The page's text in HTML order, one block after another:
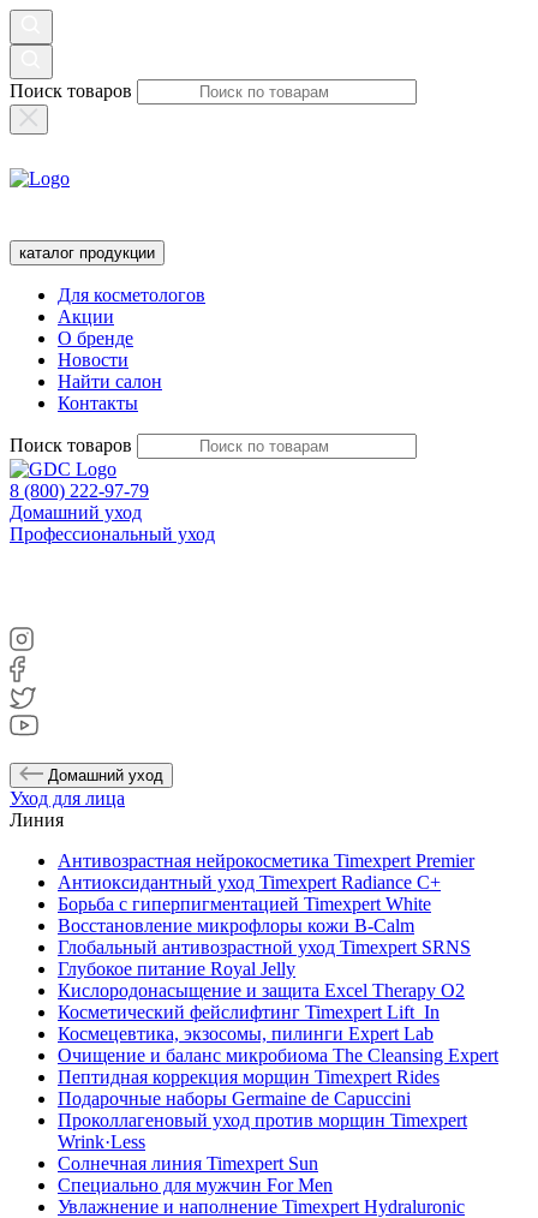
Поиск товаров
каталог продукции
Для косметологов
Акции
О бренде
Новости
Найти салон
Контакты
Поиск товаров
8 (800) 222-97-79
Домашний уход
Профессиональный уход
Домашний уход
Уход для лица
Линия
Антивозрастная нейрокосметика Timexpert Premier
Антиоксидантный уход Timexpert Radiance C+
Борьба с гиперпигментацией Timexpert White
Восстановление микрофлоры кожи B-Calm
Глобальный антивозрастной уход Timexpert SRNS
Глубокое питание Royal Jelly
Кислородонасыщение и защита Excel Therapy O2
Косметический фейслифтинг Timexpert Lift_In
Космецевтика, экзосомы, пилинги Expert Lab
Очищение и баланс микробиома The Cleansing Expert
Пептидная коррекция морщин Timexpert Rides
Подарочные наборы Germaine de Capuccini
Проколлагеновый уход против морщин Timexpert
Wrink·Less
Солнечная линия Timexpert Sun
Специально для мужчин For Men
Увлажнение и наполнение Timexpert Hydraluronic